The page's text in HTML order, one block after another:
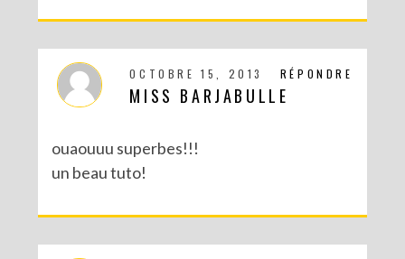
RÉPONDRE
OCTOBRE 15, 2013
MISS BARJABULLE
ouaouuu superbes!!!
un beau tuto!